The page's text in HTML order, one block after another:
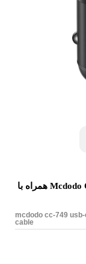
شارژر فندکی 30 وات مک دودو مدل Mcdodo CC-7492 همراه با
mcdodo cc-749
cable